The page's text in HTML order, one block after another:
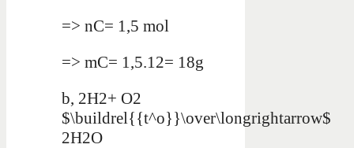
=> nC= 1,5 mol
=> mC= 1,5.12= 18g
b, 2H2+ O2
$\buildrel{{t^o}}\over\longrightarrow$
2H2O